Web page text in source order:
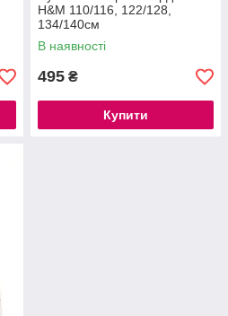
H&M 110/116, 122/128,
134/140см
В наявності
495 ₴
Купити